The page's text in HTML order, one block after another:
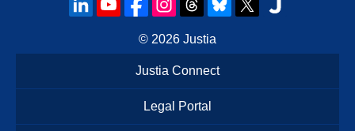
© 2026 Justia
Justia Connect
Legal Portal